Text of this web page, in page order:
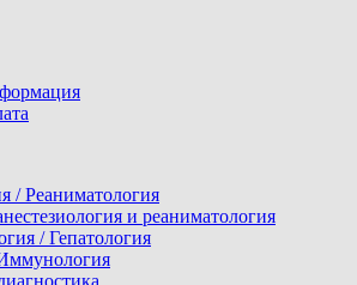
/ Реаниматология
и реаниматология
/ Гепатология